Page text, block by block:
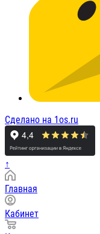
Сделано на 1os.ru
↑
Главная
Кабинет